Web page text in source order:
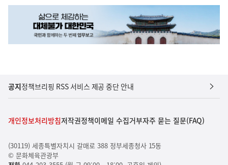
공지정책브리핑 RSS 서비스 제공 중단 안내
개인정보처리방침저작권정책이메일 수집거부자주 묻는 질문(FAQ)
(30119) 세종특별자치시 갈매로 388 정부세종청사 15동
© 문화체육관광부